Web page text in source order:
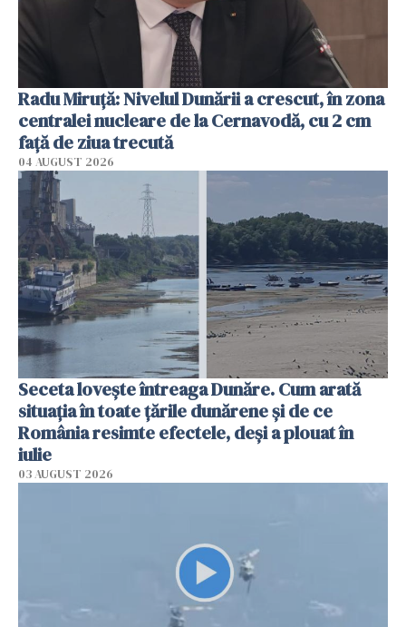
Radu Miruţă: Nivelul Dunării a crescut, în zona
centralei nucleare de la Cernavodă, cu 2 cm
faţă de ziua trecută
04 AUGUST 2026
Seceta lovește întreaga Dunăre. Cum arată
situația în toate țările dunărene și de ce
România resimte efectele, deși a plouat în
iulie
03 AUGUST 2026